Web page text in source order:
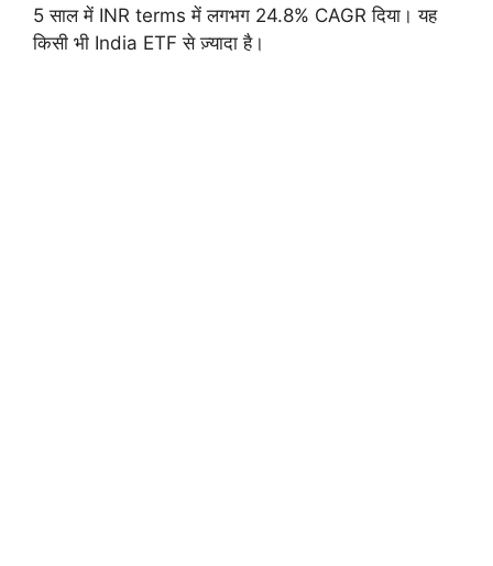
5 साल में INR terms में लगभग 24.8% CAGR दिया। यह
किसी भी India ETF से ज़्यादा है।